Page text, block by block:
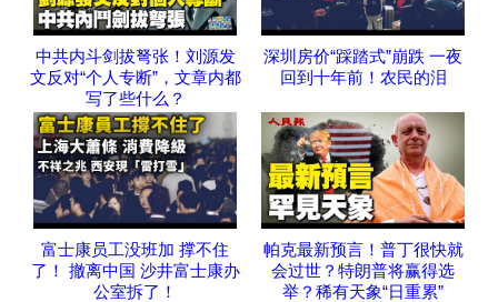
中共内斗剑拔弩张！刘源发
文反对“个人专断”，文章内都
写了些什么？
深圳房价“踩踏式”崩跌 一夜
回到十年前！农民的泪
富士康员工没班加 撑不住
了！ 撤离中国 沙井富士康办
公室拆了！
帕克最新预言！普丁很快就
会过世？特朗普将赢得选
举？稀有天象“日重累”